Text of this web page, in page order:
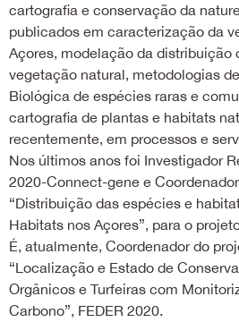
cartografia e conservação da
publicados em caracterização da
Açores, modelação da distribuição
vegetação natural, metodologias
Biológica de espécies raras e
cartografia de plantas e habitats
recentemente, em processos e
Nos últimos anos foi Investigador
2020-Connect-gene e
“Distribuição das espécies e
Habitats nos Açores”, para o projeto
É, atualmente, Coordenador do
“Localização e Estado de
Orgânicos e Turfeiras com
Carbono”, FEDER 2020.